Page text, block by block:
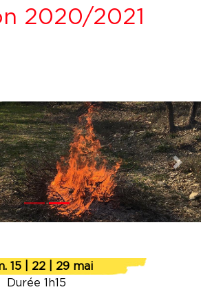
2020/2021
15 | 22 | 29 mai
Durée 1h15